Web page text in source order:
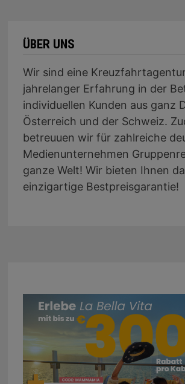
ÜBER UNS
Wir sind eine
jahrelanger Erfahrung in der
individuellen Kunden aus ganz
Österreich und der Schweiz.
betreuuen wir für zahlreiche
Medienunternehmen
ganze Welt! Wir bieten Ihnen
einzigartige Bestpreisgarantie!